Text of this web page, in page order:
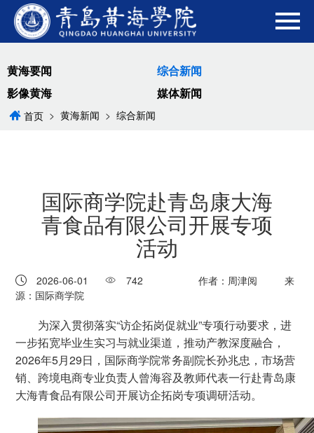
黄海要闻
综合新闻
影像黄海
媒体新闻
首页 > 黄海新闻 > 综合新闻
国际商学院赴青岛康大海
青食品有限公司开展专项
活动
2026-06-01 742 作者：周津阅
来
源：国际商学院
为深入贯彻落实“访企拓岗促就业”专项行动要求，进
一步拓宽毕业生实习与就业渠道，推动产教深度融合，
2026年5月29日，国际商学院常务副院长孙兆忠，市场营
销、跨境电商专业负责人曾海容及教师代表一行赴青岛康
大海青食品有限公司开展访企拓岗专项调研活动。